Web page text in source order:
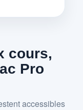
cours,
Pro
accessibles